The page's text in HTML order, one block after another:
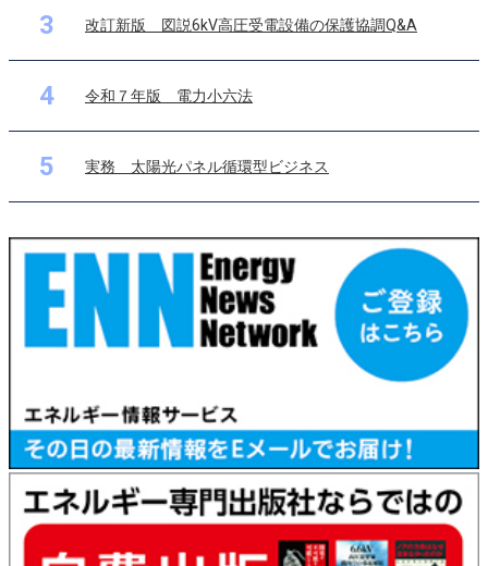
3 改訂新版 図説6kV高圧受電設備の保護協調Q&A
4 令和７年版 電力小六法
5 実務 太陽光パネル循環型ビジネス